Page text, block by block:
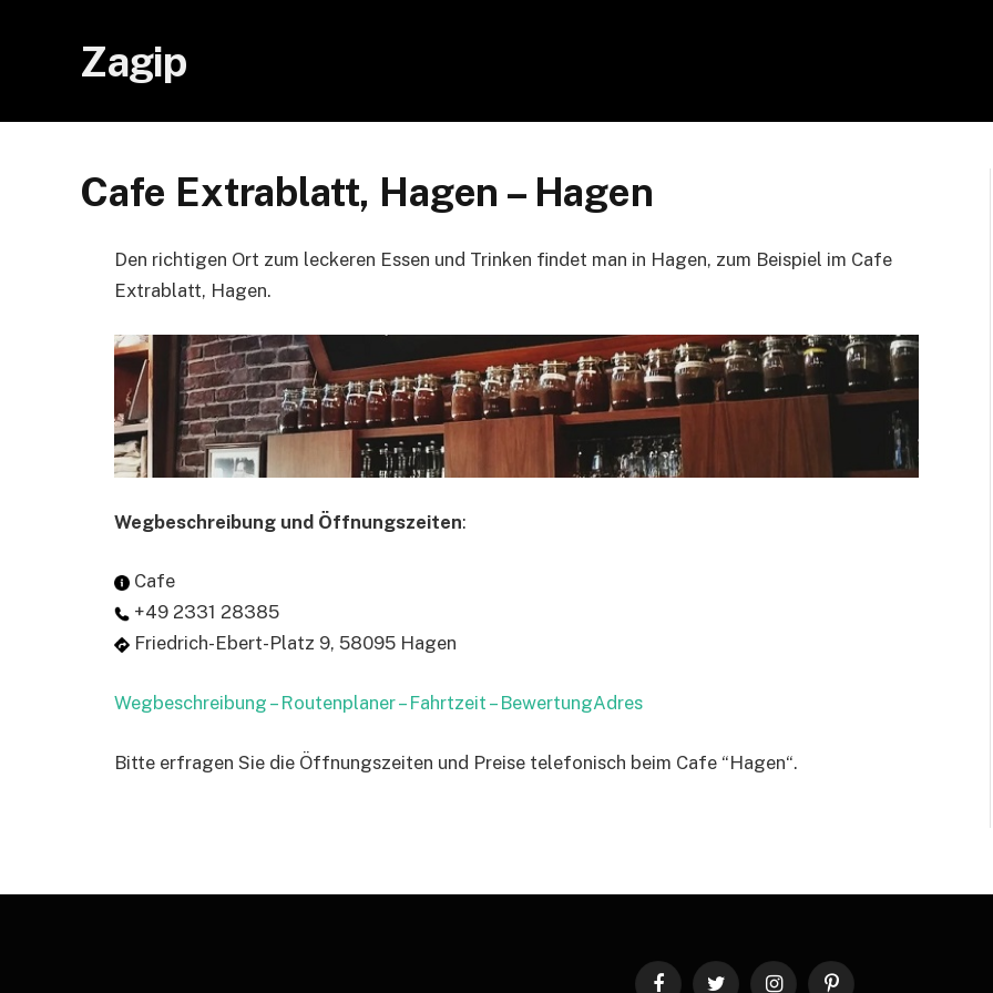
Zagip
Cafe Extrablatt, Hagen – Hagen
Den richtigen Ort zum leckeren Essen und Trinken findet man in Hagen, zum Beispiel im Cafe
Extrablatt, Hagen.
Wegbeschreibung und Öffnungszeiten:
Cafe
+49 2331 28385
Friedrich-Ebert-Platz 9, 58095 Hagen
Wegbeschreibung – Routenplaner – Fahrtzeit – BewertungAdres
Bitte erfragen Sie die Öffnungszeiten und Preise telefonisch beim Cafe “Hagen“.